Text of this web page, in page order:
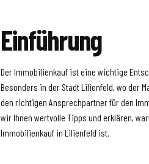
Einführung
Der Immobilienkauf ist eine wichtige
Besonders in der Stadt Lilienfeld, wo der
den richtigen Ansprechpartner für den
wir Ihnen wertvolle Tipps und erklären,
Immobilienkauf in Lilienfeld ist.